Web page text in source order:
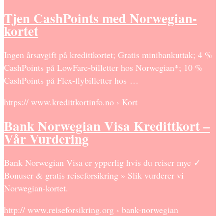
Tjen CashPoints med Norwegian-
kortet
Ingen årsavgift på kredittkortet; Gratis minibankuttak; 4 %
CashPoints på LowFare-billetter hos Norwegian*; 10 %
CashPoints på Flex-flybilletter hos …
https:// www.kredittkortinfo.no › Kort
Bank Norwegian Visa Kredittkort –
Vår Vurdering
Bank Norwegian Visa er ypperlig hvis du reiser mye ✓
Bonuser & gratis reiseforsikring » Slik vurderer vi
Norwegian-kortet.
http:// www.reiseforsikring.org › bank-norwegian